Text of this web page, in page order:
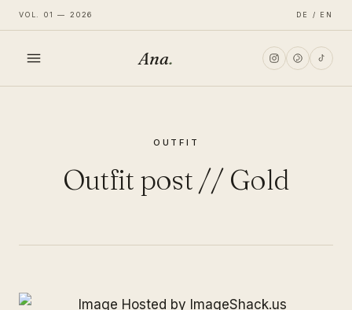
VOL. 01 — 2026 DE / EN
Ana.
OUTFIT
Outfit post // Gold